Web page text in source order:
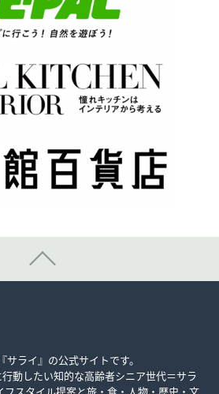
ライ』の公式サイトです。
動したい知的な高齢者シニア世代＝サラ
スタイル提案と旅・食・人物・歴史・文